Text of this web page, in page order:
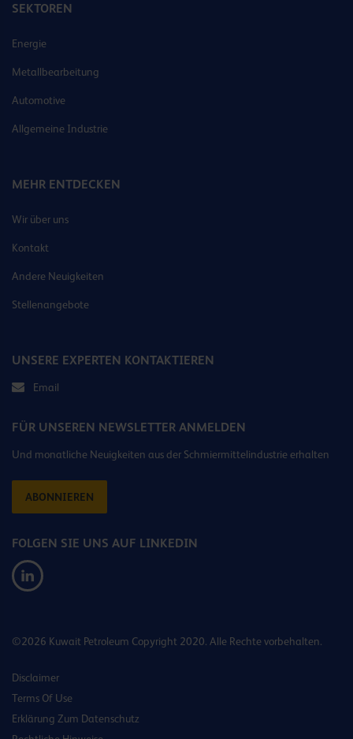
SEKTOREN
Energie
Metallbearbeitung
Automotive
Allgemeine Industrie
MEHR ENTDECKEN
Wir über uns
Kontakt
Andere Neuigkeiten
Stellenangebote
UNSERE EXPERTEN KONTAKTIEREN
Email
FÜR UNSEREN NEWSLETTER ANMELDEN
Und monatliche Neuigkeiten aus der Schmiermittelindustrie erhalten
ABONNIEREN
FOLGEN SIE UNS AUF LINKEDIN
©2026 Kuwait Petroleum Copyright 2020. Alle Rechte vorbehalten.
Disclaimer
Terms Of Use
Erklärung Zum Datenschutz